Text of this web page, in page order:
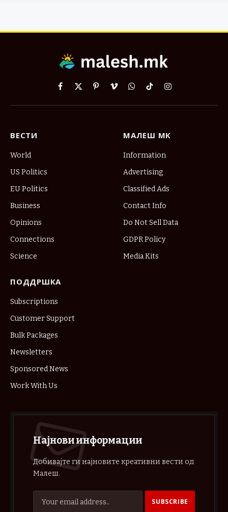
Facebook
X
PinterestVimeoWhatsApp
TikTokInstagram
ВЕСТИ
World
US Politics
EU Politics
Business
Opinions
Connections
Science
МАЛЕШ МК
Information
Advertising
Classified Ads
Contact Info
Do Not Sell Data
GDPR Policy
Media Kits
ПОДДРШКА
Subscriptions
Customer Support
Bulk Packages
Newsletters
Sponsored News
Work With Us
Најнови информации
Добивајте ги најновите креативни вести од
Малеш.